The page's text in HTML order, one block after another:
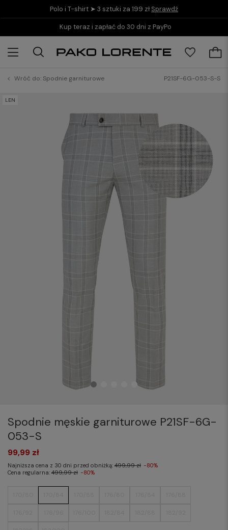
Polo i T-shirt ➤ 3 sztuki za 199 zł Sprawdź
Kup teraz i zapłać do 30 dni z PayPo
Wróć do:Spodnie garniturowe P21SF-6G-053-S-S
LEN
Spodnie męskie garniturowe P21SF-6G-
053-S
99,99 zł
Najniższa cena z 30 dni przed obniżką: 499,99 zł -80%
Cena regularna: 499,99 zł -80%